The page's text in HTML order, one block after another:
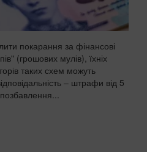
покарання за фінансові
(грошових мулів), їхніх
таких схем можуть
– штрафи від 5